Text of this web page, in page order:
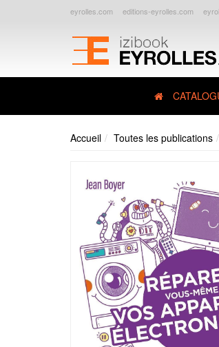
eyrolles.com editions-eyrolles.com
Accueil Toutes les publications